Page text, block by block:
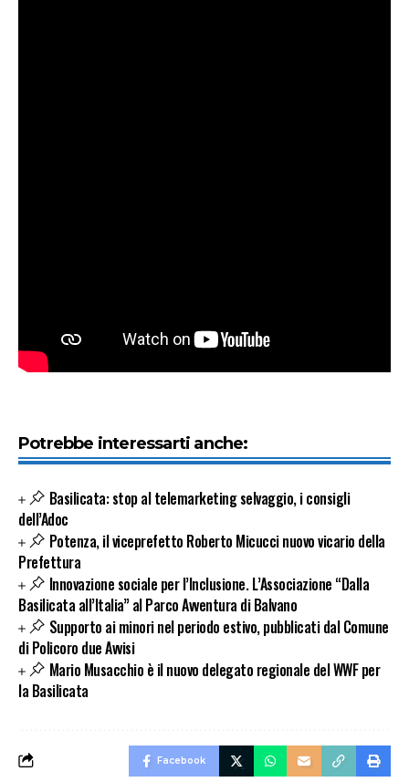
Potrebbe interessarti anche:
Basilicata: stop al telemarketing selvaggio, i consigli
dell’Adoc
Potenza, il viceprefetto Roberto Micucci nuovo vicario della
Prefettura
Innovazione sociale per l’Inclusione. L’Associazione “Dalla
Basilicata all’Italia” al Parco Avventura di Balvano
Supporto ai minori nel periodo estivo, pubblicati dal Comune
di Policoro due Avvisi
Mario Musacchio è il nuovo delegato regionale del WWF per
la Basilicata
Facebook